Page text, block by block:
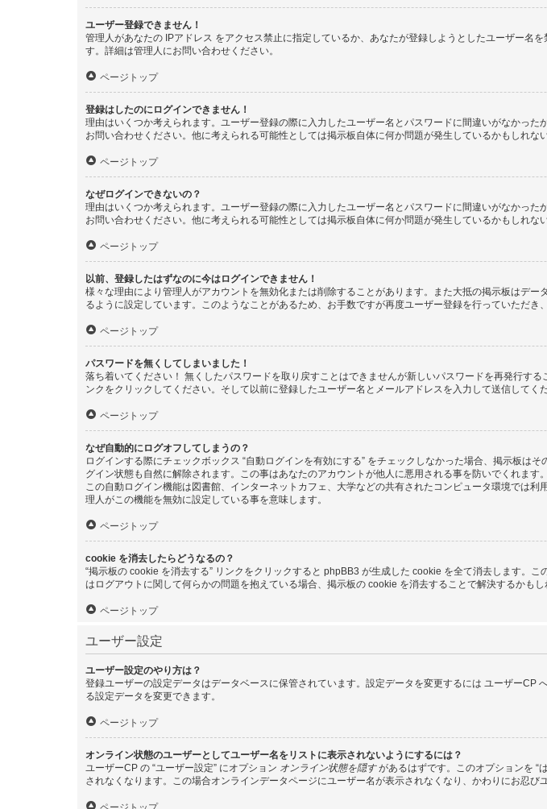
ユーザー登録できません！
管理人があなたの IPアドレス をアクセス禁止に指定しているか、あなたが登録しようとしたユーザー名
す。詳細は管理人にお問い合わせください。
ページトップ
登録はしたのにログインできません！
理由はいくつか考えられます。ユーザー登録の際に入力したユーザー名とパスワードに間違いがなかっ
お問い合わせください。他に考えられる可能性としては掲示板自体に何か問題が発生しているかもしれな
ページトップ
なぜログインできないの？
理由はいくつか考えられます。ユーザー登録の際に入力したユーザー名とパスワードに間違いがなかっ
お問い合わせください。他に考えられる可能性としては掲示板自体に何か問題が発生しているかもしれな
ページトップ
以前、登録したはずなのに今はログインできません！
様々な理由により管理人がアカウントを無効化または削除することがあります。また大抵の掲示板はデ
るように設定しています。このようなことがあるため、お手数ですが再度ユーザー登録を行っていただき
ページトップ
パスワードを無くしてしまいました！
落ち着いてください！ 無くしたパスワードを取り戻すことはできませんが新しいパスワードを再発行す
ンクをクリックしてください。そして以前に登録したユーザー名とメールアドレスを入力して送信してく
ページトップ
なぜ自動的にログオフしてしまうの？
ログインする際にチェックボックス “自動ログインを有効にする” をチェックしなかった場合、掲示板は
グイン状態も自然に解除されます。この事はあなたのアカウントが他人に悪用される事を防いでくれま
この自動ログイン機能は図書館、インターネットカフェ、大学などの共有されたコンピュータ環境では
理人がこの機能を無効に設定している事を意味します。
ページトップ
cookie を消去したらどうなるの？
“掲示板の cookie を消去する” リンクをクリックすると phpBB3 が生成した cookie を全て消去します。
はログアウトに関して何らかの問題を抱えている場合、掲示板の cookie を消去することで解決するかもし
ページトップ
ユーザー設定
ユーザー設定のやり方は？
登録ユーザーの設定データはデータベースに保管されています。設定データを変更するには ユーザー
る設定データを変更できます。
ページトップ
オンライン状態のユーザーとしてユーザー名をリストに表示されないようにするには？
ユーザーCP の “ユーザー設定” にオプション オンライン状態を隠すがあるはずです。このオプションを “
されなくなります。この場合オンラインデータページにユーザー名が表示されなくなり、かわりにお忍び